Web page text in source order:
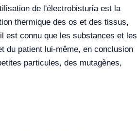
de l'électrobisturia est la
thermique des os et des tissus,
est connu que les substances et les
du patient lui-même, en conclusion
particules, des mutagènes,